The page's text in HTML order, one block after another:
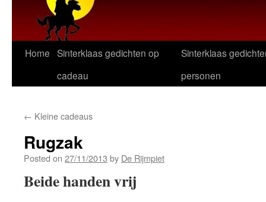
Home Sinterklaas gedichten op
cadeau
Sinterklaas
personen
← Kleine cadeaus
Rugzak
Posted on 27/11/2013 by De Rijmpiet
Beide handen vrij